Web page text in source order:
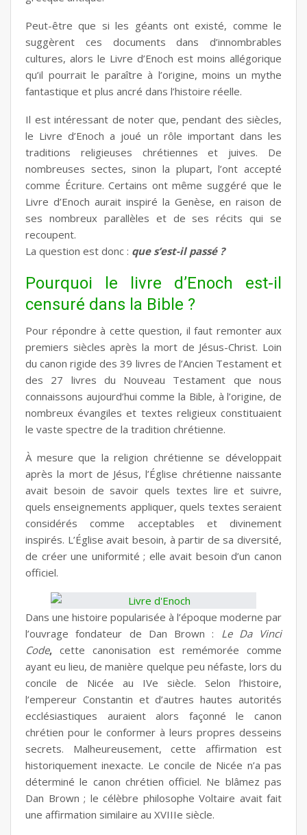
Peut-être que si les géants ont existé, comme le
suggèrent ces documents dans d’innombrables
cultures, alors le Livre d’Enoch est moins allégorique
qu’il pourrait le paraître à l’origine, moins un mythe
fantastique et plus ancré dans l’histoire réelle.
Il est intéressant de noter que, pendant des siècles,
le Livre d’Enoch a joué un rôle important dans les
traditions religieuses chrétiennes et juives. De
nombreuses sectes, sinon la plupart, l’ont accepté
comme Écriture. Certains ont même suggéré que le
Livre d’Enoch aurait inspiré la Genèse, en raison de
ses nombreux parallèles et de ses récits qui se
recoupent.
La question est donc : que s’est-il passé ?
Pourquoi le livre d’Enoch est-il
censuré dans la Bible ?
Pour répondre à cette question, il faut remonter aux
premiers siècles après la mort de Jésus-Christ. Loin
du canon rigide des 39 livres de l’Ancien Testament et
des 27 livres du Nouveau Testament que nous
connaissons aujourd’hui comme la Bible, à l’origine, de
nombreux évangiles et textes religieux constituaient
le vaste spectre de la tradition chrétienne.
À mesure que la religion chrétienne se développait
après la mort de Jésus, l’Église chrétienne naissante
avait besoin de savoir quels textes lire et suivre,
quels enseignements appliquer, quels textes seraient
considérés comme acceptables et divinement
inspirés. L’Église avait besoin, à partir de sa diversité,
de créer une uniformité ; elle avait besoin d’un canon
officiel.
Dans une histoire popularisée à l’époque moderne par
l’ouvrage fondateur de Dan Brown : Le Da Vinci
Code, cette canonisation est remémorée comme
ayant eu lieu, de manière quelque peu néfaste, lors du
concile de Nicée au IVe siècle. Selon l’histoire,
l’empereur Constantin et d’autres hautes autorités
ecclésiastiques auraient alors façonné le canon
chrétien pour le conformer à leurs propres desseins
secrets. Malheureusement, cette affirmation est
historiquement inexacte. Le concile de Nicée n’a pas
déterminé le canon chrétien officiel. Ne blâmez pas
Dan Brown ; le célèbre philosophe Voltaire avait fait
une affirmation similaire au XVIIIe siècle.